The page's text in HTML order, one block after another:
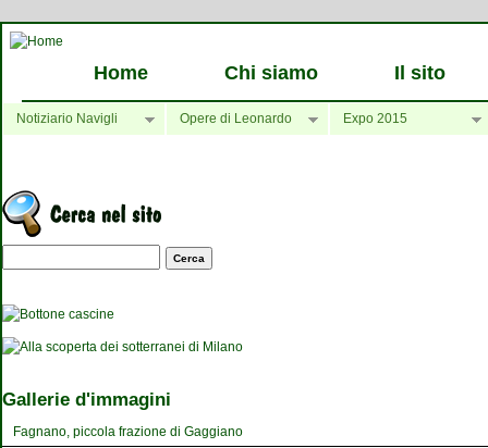
Home Chi siamo Il sito
Notiziario Navigli Opere di Leonardo Expo 2015
Maschera di ricerca
Gallerie d'immagini
Fagnano, piccola frazione di Gaggiano